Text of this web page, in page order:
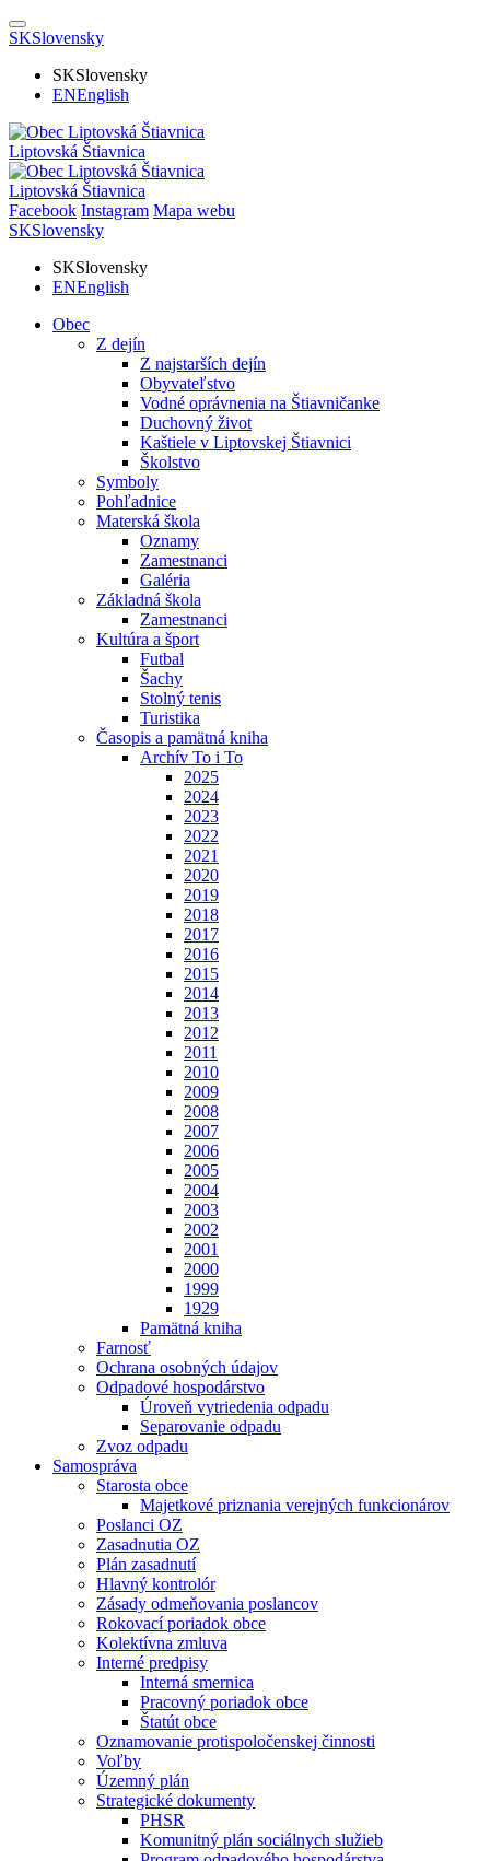
SKSlovensky
SKSlovensky
ENEnglish
Liptovská Štiavnica
Liptovská Štiavnica
Facebook Instagram Mapa webu
SKSlovensky
SKSlovensky
ENEnglish
Obec
Z dejín
Z najstarších dejín
Obyvateľstvo
Vodné oprávnenia na Štiavničanke
Duchovný život
Kaštiele v Liptovskej Štiavnici
Školstvo
Symboly
Pohľadnice
Materská škola
Oznamy
Zamestnanci
Galéria
Základná škola
Zamestnanci
Kultúra a šport
Futbal
Šachy
Stolný tenis
Turistika
Časopis a pamätná kniha
Archív To i To
2025
2024
2023
2022
2021
2020
2019
2018
2017
2016
2015
2014
2013
2012
2011
2010
2009
2008
2007
2006
2005
2004
2003
2002
2001
2000
1999
1929
Pamätná kniha
Farnosť
Ochrana osobných údajov
Odpadové hospodárstvo
Úroveň vytriedenia odpadu
Separovanie odpadu
Zvoz odpadu
Samospráva
Starosta obce
Majetkové priznania verejných funkcionárov
Poslanci OZ
Zasadnutia OZ
Plán zasadnutí
Hlavný kontrolór
Zásady odmeňovania poslancov
Rokovací poriadok obce
Kolektívna zmluva
Interné predpisy
Interná smernica
Pracovný poriadok obce
Štatút obce
Oznamovanie protispoločenskej činnosti
Voľby
Územný plán
Strategické dokumenty
PHSR
Komunitný plán sociálnych služieb